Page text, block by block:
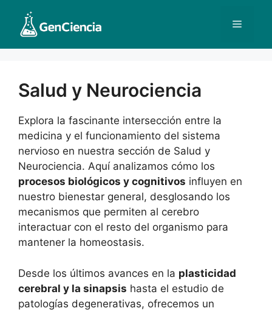
contenido
Menú
Salud y Neurociencia
Explora la fascinante intersección entre la
medicina y el funcionamiento del sistema
nervioso en nuestra sección de Salud y
Neurociencia. Aquí analizamos cómo los
procesos biológicos y cognitivos influyen en
nuestro bienestar general, desglosando los
mecanismos que permiten al cerebro
interactuar con el resto del organismo para
mantener la homeostasis.
Desde los últimos avances en la plasticidad
cerebral y la sinapsis hasta el estudio de
patologías degenerativas, ofrecemos un